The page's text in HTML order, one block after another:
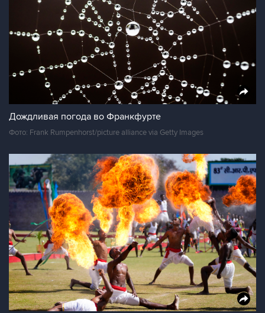
Дождливая погода во Франкфурте
Фото: Frank Rumpenhorst/picture alliance via Getty Images